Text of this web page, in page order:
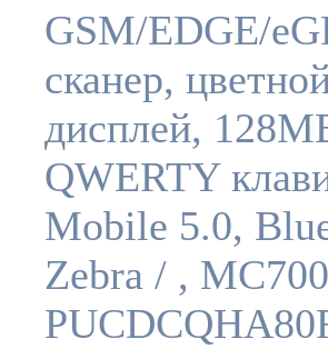
GSM/EDGE/
сканер,
дисплей,
QWERTY
Mobile 5.0,
Zebra / ,